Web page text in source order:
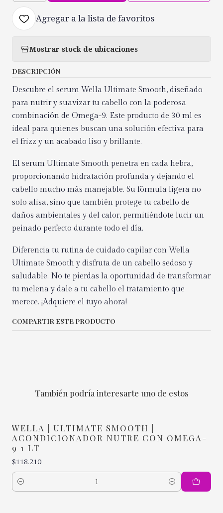
Agregar a la lista de favoritos
Mostrar stock de ubicaciones
DESCRIPCIÓN
Descubre el serum Wella Ultimate Smooth, diseñado
para nutrir y suavizar tu cabello con la poderosa
combinación de Omega-9. Este producto de 30 ml es
ideal para quienes buscan una solución efectiva para
el frizz y un acabado liso y brillante.
El serum Ultimate Smooth penetra en cada hebra,
proporcionando hidratación profunda y dejando el
cabello mucho más manejable. Su fórmula ligera no
solo alisa, sino que también protege tu cabello de
daños ambientales y del calor, permitiéndote lucir un
peinado perfecto durante todo el día.
Diferencia tu rutina de cuidado capilar con Wella
Ultimate Smooth y disfruta de un cabello sedoso y
saludable. No te pierdas la oportunidad de transformar
tu melena y dale a tu cabello el tratamiento que
merece. ¡Adquiere el tuyo ahora!
COMPARTIR ESTE PRODUCTO
También podría interesarte uno de estos
WELLA | ULTIMATE SMOOTH |
ACONDICIONADOR NUTRE CON OMEGA-
9 1 LT
$118.210
Cantidad